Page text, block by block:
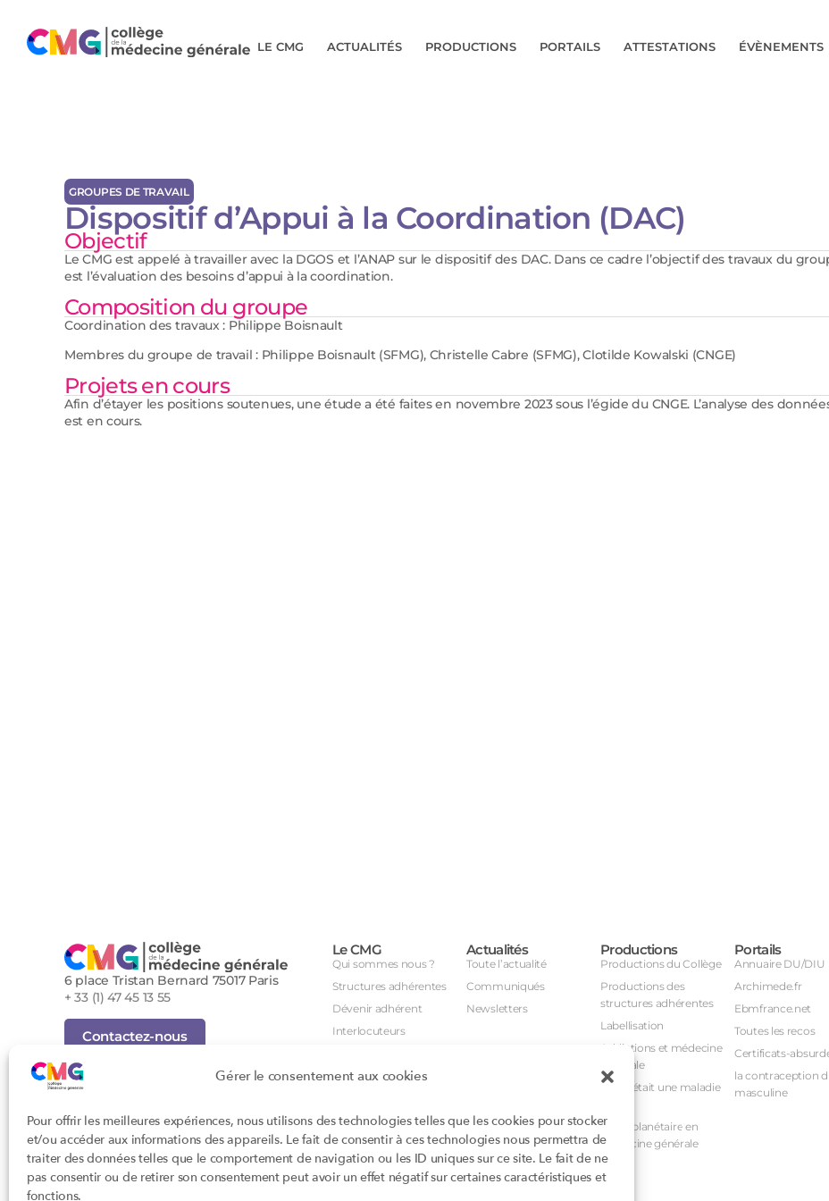
Gérer le consentement aux cookies
Pour offrir les meilleures expériences, nous utilisons des technologies telles que les cookies pour stocker
et/ou accéder aux informations des appareils. Le fait de consentir à ces technologies nous permettra de
traiter des données telles que le comportement de navigation ou les ID uniques sur ce site. Le fait de ne
pas consentir ou de retirer son consentement peut avoir un effet négatif sur certaines caractéristiques et
fonctions.
LE CMG ACTUALITÉS PRODUCTIONS PORTAILS ATTESTATIONS ÉVÈNEMENTS
GROUPES DE TRAVAIL
Dispositif d’Appui à la Coordination (DAC)
Objectif
Le CMG est appelé à travailler avec la DGOS et l’ANAP sur le dispositif des DAC. Dans ce cadre l’objectif des travaux du
est l’évaluation des besoins d’appui à la coordination.
Composition du groupe
Coordination des travaux : Philippe Boisnault
Membres du groupe de travail : Philippe Boisnault (SFMG), Christelle Cabre (SFMG), Clotilde Kowalski (CNGE)
Projets en cours
Afin d’étayer les positions soutenues, une étude a été faites en novembre 2023 sous l’égide du CNGE. L’analyse des
est en cours.
6 place Tristan Bernard 75017 Paris
+ 33 (1) 47 45 13 55
Contactez-nous
Inscription Newsletter
Foire aux questions (FAQ)
Cookies
Confidentialité
Conditions générales d'utilisation
Conception : John Brightman
Le CMG
Qui sommes nous ?
Structures adhérentes
Dévenir adhérent
Interlocuteurs
Groupes de travail
Agenda des instances
DPC
CSI
Orientations prioritaires
Actualités
Toute l’actualité
Communiqués
Newsletters
Productions
Productions du Collège
Productions des
structures adhérentes
Labellisation
Addictions et médecine
générale
Et si c’était une maladie
Santé planétaire en
médecine générale
Portails
Annuaire DU/DIU
Archimede.fr
Ebmfrance.net
Toutes les recos
Certificats-
la contraception
masculine